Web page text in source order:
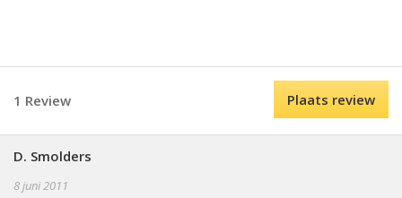
1 Review Plaats review
D. Smolders
8 juni 2011